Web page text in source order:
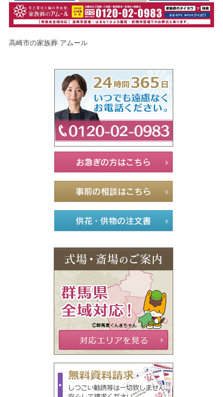
高崎市の家族葬 アムール